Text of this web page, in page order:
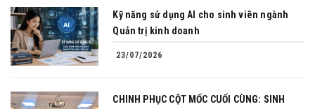
Kỹ năng sử dụng AI cho sinh viên ngành
Quản trị kinh doanh
23/07/2026
CHINH PHỤC CỘT MỐC CUỐI CÙNG: SINH